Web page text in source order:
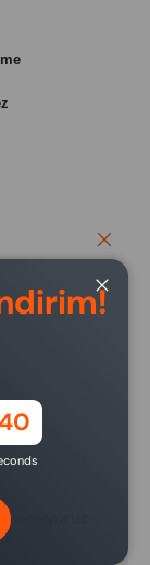
Close
Close
40